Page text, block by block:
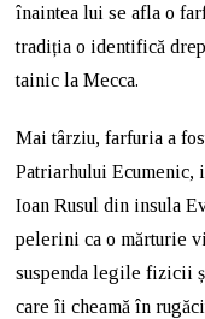
înaintea lui se afla o
tradiția o identifică
tainic la Mecca.
Mai târziu, farfuria a
Patriarhului Ecumenic,
Ioan Rusul din insula
pelerini ca o mărturie
suspenda legile fizicii
care îi cheamă în